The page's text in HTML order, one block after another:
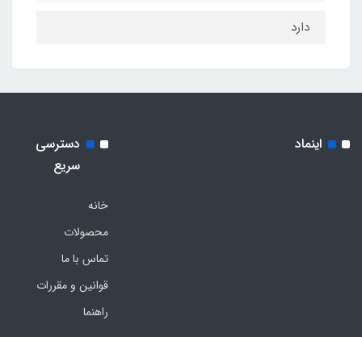
دارد
اینماد
دسترسی
سریع
خانه
محصولات
تماس با ما
قوانین و مقررات
راهنما